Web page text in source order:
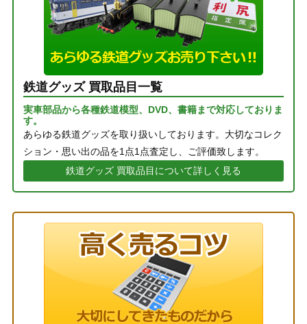
鉄道グッズ 買取品目一覧
実車部品から各種鉄道模型、DVD、書籍まで対応しておりま
す。
あらゆる鉄道グッズを取り扱いしております。大切なコレク
ション・思い出の品を1点1点査定し、ご評価致します。
鉄道グッズ 買取品目について詳しく見る